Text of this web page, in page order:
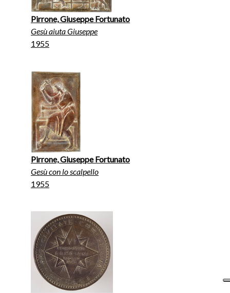
Pirrone, Giuseppe Fortunato
Gesù aiuta Giuseppe
1955
Pirrone, Giuseppe Fortunato
Gesù con lo scalpello
1955